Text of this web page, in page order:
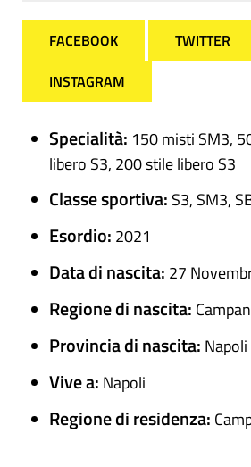
FACEBOOK
TWITTER
INSTAGRAM
Specialità: 150 misti SM3,
libero S3, 200 stile libero S3
Classe sportiva: S3, SM3,
Esordio: 2021
Data di nascita: 27
Regione di nascita:
Provincia di nascita: Napoli
Vive a: Napoli
Regione di residenza: